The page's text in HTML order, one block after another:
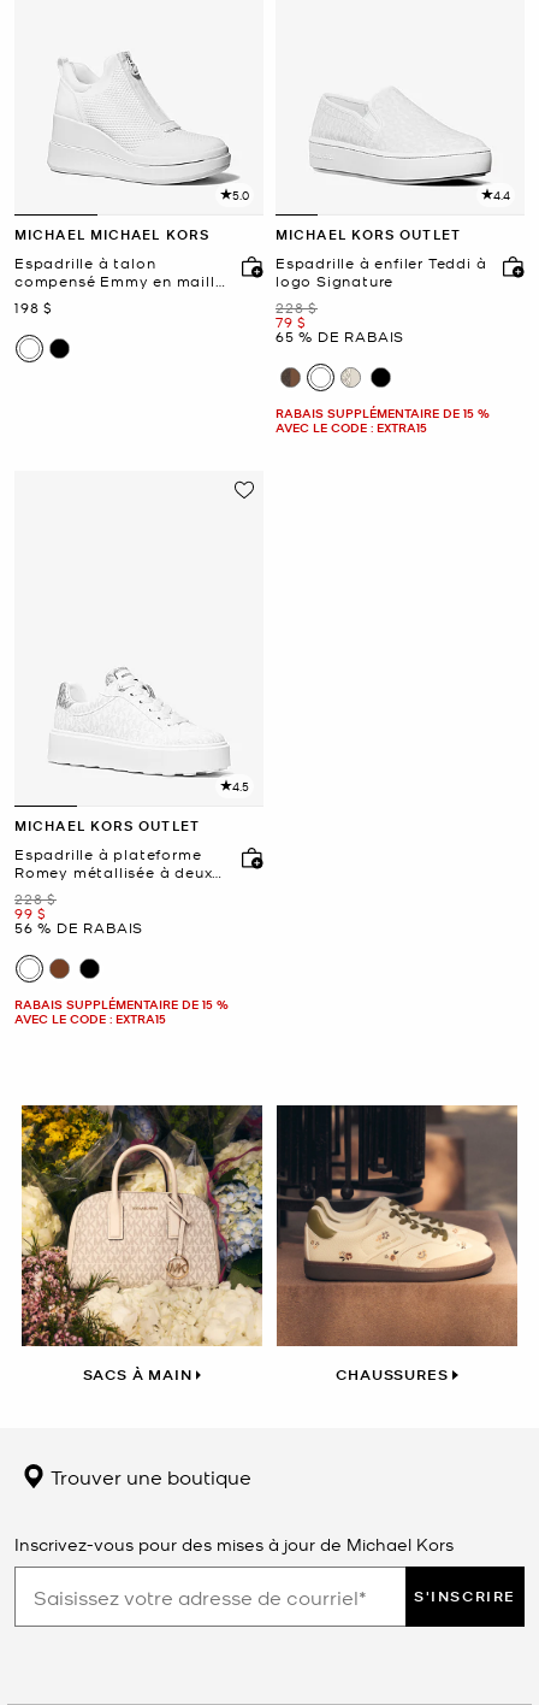
5.0
MICHAEL MICHAEL KORS
Espadrille à talon
compensé Emmy en maille
à fermeture éclair
maintenant
198 $
4.4
MICHAEL KORS OUTLET
Espadrille à enfiler Teddi à
logo Signature
était
228 $
maintenant
79 $
65 % DE RABAIS
RABAIS SUPPLÉMENTAIRE DE 15 %
AVEC LE CODE : EXTRA15
4.5
MICHAEL KORS OUTLET
Espadrille à plateforme
Romey métallisée à deux
tons et à logo Signature
était
228 $
maintenant
99 $
56 % DE RABAIS
RABAIS SUPPLÉMENTAIRE DE 15 %
AVEC LE CODE : EXTRA15
SACS À MAIN CHAUSSURES
Trouver une boutique
Inscrivez-vous pour des mises à jour de Michael Kors
S'INSCRIRE